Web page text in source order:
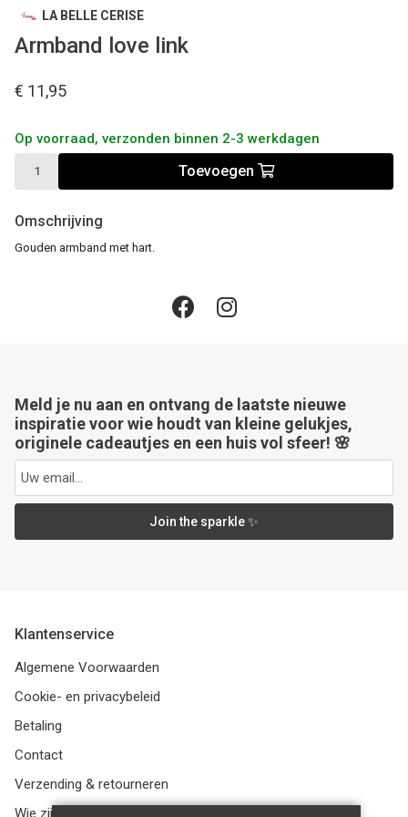
LA BELLE CERISE
Armband love link
€ 11,95
Op voorraad, verzonden binnen 2-3 werkdagen
Toevoegen
Omschrijving
Gouden armband met hart.
Meld je nu aan en ontvang de laatste nieuwe
inspiratie voor wie houdt van kleine gelukjes,
originele cadeautjes en een huis vol sfeer! 🌸
Join the sparkle ✨
Klantenservice
Algemene Voorwaarden
Cookie- en privacybeleid
Betaling
Contact
Verzending & retourneren
Wie zijn we?